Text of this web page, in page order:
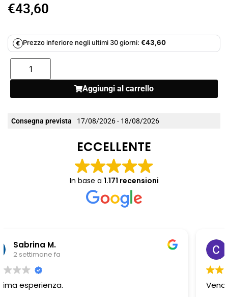
€43,60
€ Prezzo inferiore negli ultimi 30 giorni: €43,60
Aggiungi al carrello
Consegna prevista 17/08/2026 - 18/08/2026
ECCELLENTE
In base a 1.171 recensioni
Chiara Riitano
1 mese fa
Venditore serio e professionale.. top